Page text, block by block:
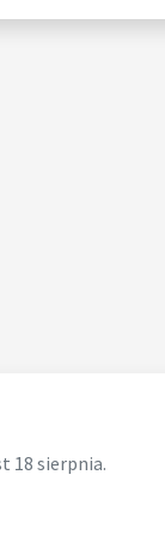
18 sierpnia.